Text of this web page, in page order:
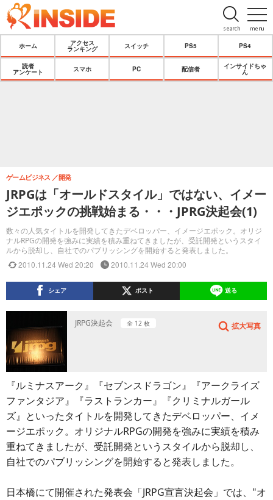
menu
search
ホーム
アクセス
ランキング
スイッチ PS5 PS4
読者
アンケート
スマホ PC 配信者
インサイドちゃ
ん
JRPGは「オールドスタイル」ではない、イメー
ジエポックの挑戦始まる・・・JPRG決起会(1)
数々の人気タイトルを開発してきたデベロッパー、イメージエポック。オリジ
ナルRPGの開発を強みに実績を積み重ねてきましたが、受託開発というスタイ
ルから脱却し、自社でのパブリッシングを開始すると発表しました。
ゲームビジネス 開発
2010.11.24 Wed 20:20 2010.11.24 Wed 20:00
シェア ポスト 送る
JRPG決起会 全 12 枚 拡大写真
『ルミナスアーク』『セブンスドラゴン』『アークライズ
ファンタジア』『ラストランカー』『クリミナルガール
ズ』といったタイトルを開発してきたデベロッパー、イメ
ージエポック。オリジナルRPGの開発を強みに実績を積み
重ねてきましたが、受託開発というスタイルから脱却し、
自社でのパブリッシングを開始すると発表しました。
日本橋にて開催された発表会「JRPG宣言決起会」では、"オ